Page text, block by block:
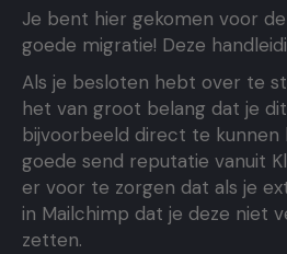
Je bent hier gekomen voor
goede migratie! Deze
Als je besloten hebt over te
het van groot belang dat je
bijvoorbeeld direct te kunnen
goede send reputatie vanuit
er voor te zorgen dat als je
in Mailchimp dat je deze niet
zetten.